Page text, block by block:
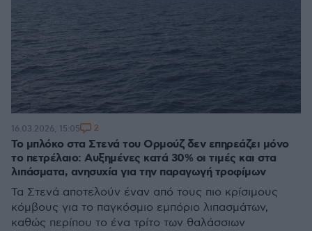
Το μπλόκο στα Στενά του Ορμούζ δεν επηρεάζει μόνο
το πετρέλαιο: Αυξημένες κατά 30% οι τιμές και στα
λιπάσματα, ανησυχία για την παραγωγή τροφίμων
Τα Στενά αποτελούν έναν από τους πιο κρίσιμους
κόμβους για το παγκόσμιο εμπόριο λιπασμάτων,
καθώς περίπου το ένα τρίτο των θαλάσσιων
16.03.2026, 15:05 2